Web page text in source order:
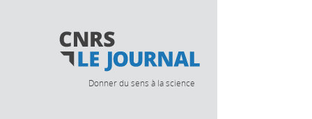
Donner du sens à la science